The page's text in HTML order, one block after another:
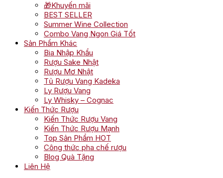
🎁Khuyến mãi
BEST SELLER
Summer Wine Collection
Combo Vang Ngon Giá Tốt
Sản Phẩm Khác
Bia Nhập Khẩu
Rượu Sake Nhật
Rượu Mơ Nhật
Tủ Rượu Vang Kadeka
Ly Rượu Vang
Ly Whisky – Cognac
Kiến Thức Rượu
Kiến Thức Rượu Vang
Kiến Thức Rượu Mạnh
Top Sản Phẩm HOT
Công thức pha chế rượu
Blog Quà Tặng
Liên Hệ